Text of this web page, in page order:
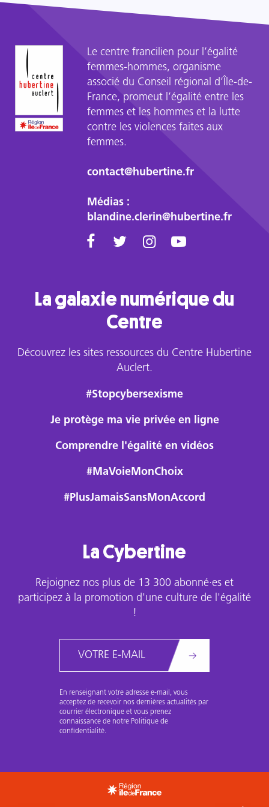
.
Le centre francilien pour l’égalité
femmes-hommes, organisme
associé du Conseil régional d’Île-de-
France, promeut l’égalité entre les
femmes et les hommes et la lutte
contre les violences faites aux
femmes.
contact@hubertine.fr
Médias :
blandine.clerin@hubertine.fr
La galaxie numérique du
Centre
Découvrez les sites ressources du Centre Hubertine
Auclert.
#Stopcybersexisme
Je protège ma vie privée en ligne
Comprendre l'égalité en vidéos
#MaVoieMonChoix
#PlusJamaisSansMonAccord
La Cybertine
Rejoignez nos plus de 13 300 abonné·es et
participez à la promotion d'une culture de l'égalité
!
En renseignant votre adresse e-mail, vous
acceptez de recevoir nos dernières actualités par
courrier électronique et vous prenez
connaissance de notre Politique de
confidentialité.